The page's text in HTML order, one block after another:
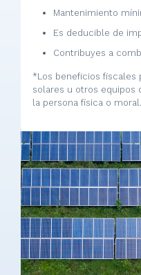
Mantenimiento
Es deducible de
Contribuyes a
*Los beneficios fiscales
solares u otros equipos
la persona física o moral.